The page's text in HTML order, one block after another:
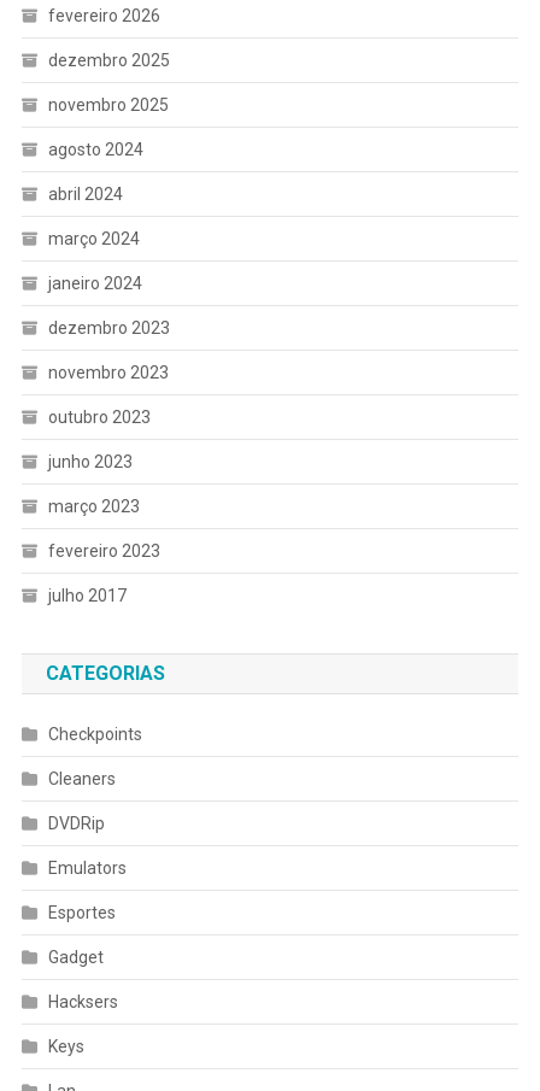
fevereiro 2026
dezembro 2025
novembro 2025
agosto 2024
abril 2024
março 2024
janeiro 2024
dezembro 2023
novembro 2023
outubro 2023
junho 2023
março 2023
fevereiro 2023
julho 2017
CATEGORIAS
Checkpoints
Cleaners
DVDRip
Emulators
Esportes
Gadget
Hacksers
Keys